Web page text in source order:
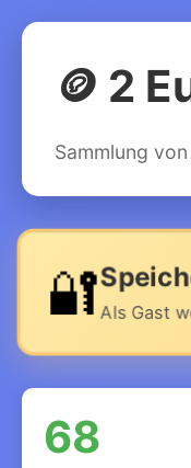
🪙 2
Sammlung
🔐Als Gast
68